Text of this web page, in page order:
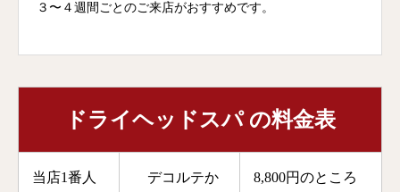
３〜４週間ごとのご来店がおすすめです。
ドライヘッドスパ の料金表
当店1番人 デコルテか 8,800円のところ